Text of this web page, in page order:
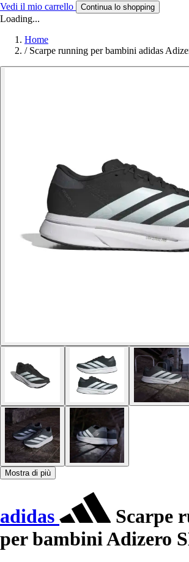
Vedi il mio carrello Continua lo shopping
Loading...
Home
/ Scarpe running per bambini adidas
Mostra di più
adidas
Scarpe
per bambini Adizero